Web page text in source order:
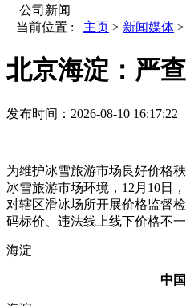
公司新闻
当前位置 :
主页 > 新闻媒体 >
北京海淀：严
发布时间： 2026-08-10 16:17:22
为维护冰雪旅游市场良好价格
冰雪旅游市场环境，12月10日
对辖区滑冰场所开展价格监督
码标价、违法线上线下价格不
海淀
中